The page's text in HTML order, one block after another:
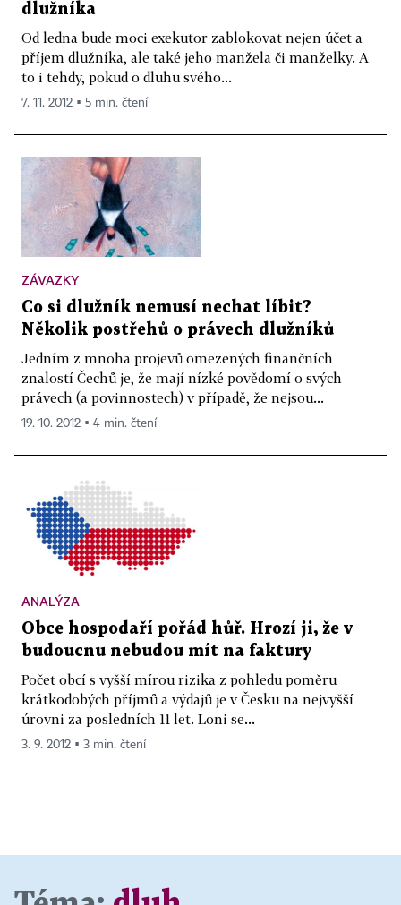
dlužníka
Od ledna bude moci exekutor zablokovat nejen účet a
příjem dlužníka, ale také jeho manžela či manželky. A
to i tehdy, pokud o dluhu svého...
7. 11. 2012 ▪ 5 min. čtení
ZÁVAZKY
Co si dlužník nemusí nechat líbit?
Několik postřehů o právech dlužníků
Jedním z mnoha projevů omezených finančních
znalostí Čechů je, že mají nízké povědomí o svých
právech (a povinnostech) v případě, že nejsou...
19. 10. 2012 ▪ 4 min. čtení
ANALÝZA
Obce hospodaří pořád hůř. Hrozí ji, že v
budoucnu nebudou mít na faktury
Počet obcí s vyšší mírou rizika z pohledu poměru
krátkodobých příjmů a výdajů je v Česku na nejvyšší
úrovni za posledních 11 let. Loni se...
3. 9. 2012 ▪ 3 min. čtení